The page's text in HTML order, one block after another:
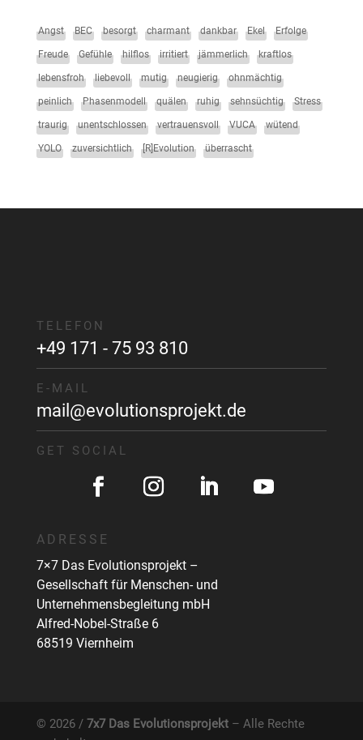
Angst BEC besorgt charmant dankbar Ekel Erfolge
Freude Gefühle hilflos irritiert jämmerlich kraftlos
lebensfroh liebevoll mutig neugierig ohnmächtig
peinlich Phasenmodell quälen ruhig sehnsüchtig Stress
traurig unentschlossen vertrauensvoll VUCA wütend
YOLO zuversichtlich [R]Evolution überrascht
TELEFON
+49 171 - 75 93 810
E-MAIL
mail@evolutionsprojekt.de
GET SOCIAL
ADRESSE
7×7 Das Evolutionsprojekt –
Gesellschaft für Menschen- und
Unternehmensbegleitung mbH
Alfred-Nobel-Straße 6
68519 Viernheim
© 2026 / 7x7 Das Evolutionsprojekt– Alle Rechte